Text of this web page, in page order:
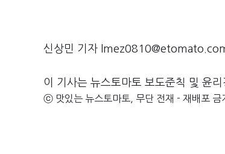
신상민 기자
이 기사는 뉴스토마토 보도준칙 및 윤
ⓒ 맛있는 뉴스토마토, 무단 전재 - 재배포 금